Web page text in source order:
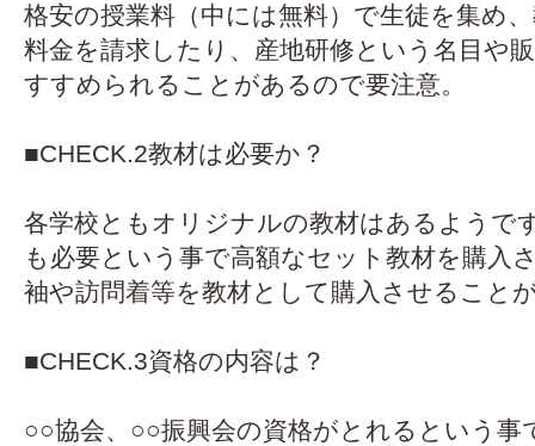
格安の授業料（中には無料）で生徒を集め
料金を請求したり、産地研修という名目や
すすめられることがあるので要注意。
■CHECK.2教材は必要か？
各学校ともオリジナルの教材はあるようで
も必要という事で高額なセット教材を購入
袖や訪問着等を教材として購入させること
■CHECK.3資格の内容は？
○○協会、○○振興会の資格がとれるという事